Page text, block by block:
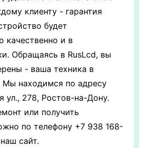
клиенту - гарантия
будет
качественно и в
Обращаясь в RusLcd, вы
- ваша техника в
Мы находимся по адресу
ул., 278, Ростов-на-Дону.
или получить
по телефону +7 938 168-
сайт.